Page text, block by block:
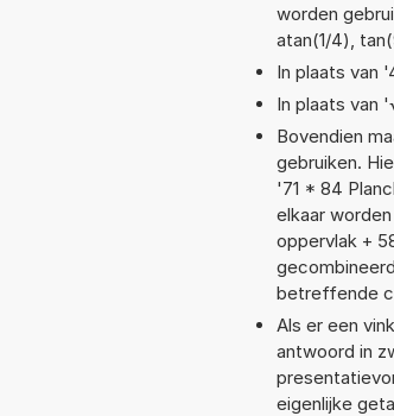
worden
atan(1/4),
In plaats van
In plaats van
Bovendien
gebruiken.
'71 * 84
elkaar
oppervlak +
betreffende
Als er een
antwoord in
eigenlijke